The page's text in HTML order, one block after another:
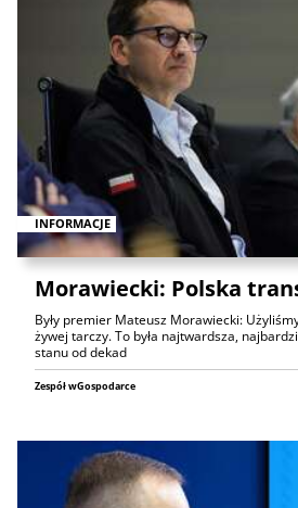
INFORMACJE
Morawiecki: Polska
Były premier Mateusz Morawiecki:
żywej tarczy. To była najtwardsza,
stanu od dekad
Zespół wGospodarce